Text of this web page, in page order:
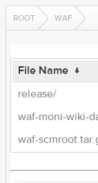
ROOT WAF
File Name ↓
release/
waf-moni-wiki-
waf-